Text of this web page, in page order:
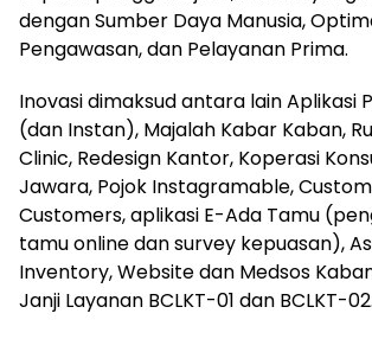
dengan Sumber Daya Manusia,
Pengawasan, dan Pelayanan Prima.
Inovasi dimaksud antara lain Aplikasi
(dan Instan), Majalah Kabar Kaban,
Clinic, Redesign Kantor, Koperasi
Jawara, Pojok Instagramable,
Customers, aplikasi E-Ada Tamu
tamu online dan survey kepuasan),
Inventory, Website dan Medsos
Janji Layanan BCLKT-01 dan BCLKT-02.